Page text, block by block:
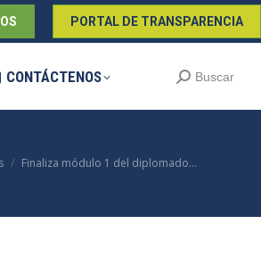
PORTAL DE TRANSPARENCIA
CONTÁCTENOS Buscar:
Buscar
Finaliza módulo 1 del diplomado…